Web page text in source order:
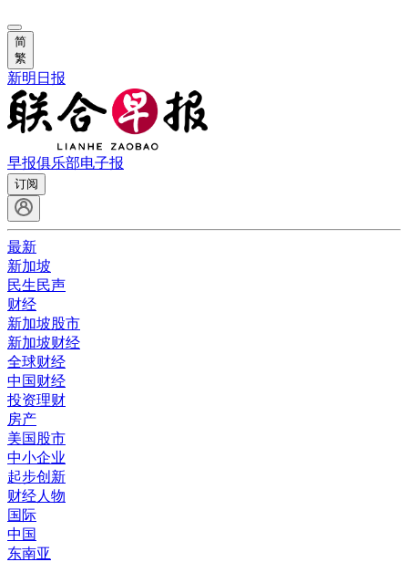
简
繁
新明日报
早报俱乐部电子报
订阅
最新
新加坡
民生民声
财经
新加坡股市
新加坡财经
全球财经
中国财经
投资理财
房产
美国股市
中小企业
起步创新
财经人物
国际
中国
东南亚